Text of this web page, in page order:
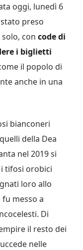
oggi, lunedì 6
preso
con code di
i biglietti
il popolo di
anche in una
bianconeri
della Dea
nel 2019 si
i tifosi orobici
loro allo
messo a
Di
il resto dei
nelle